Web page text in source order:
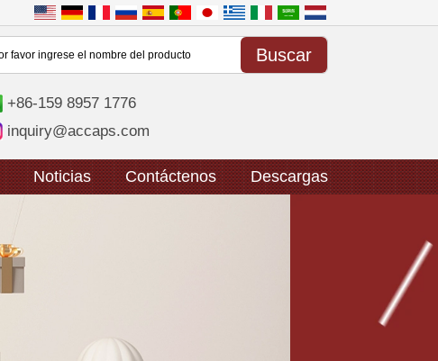
+86-159 8957 1776
inquiry@accaps.com
Noticias Contáctenos Descargas